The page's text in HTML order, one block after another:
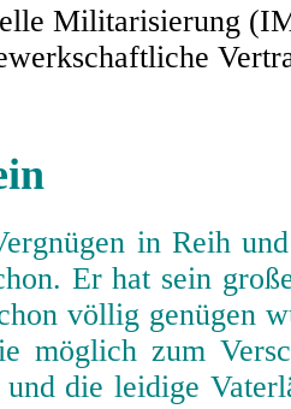
Militarisierung
in Reih
Er hat sein
völlig genügen
möglich zum
die leidige